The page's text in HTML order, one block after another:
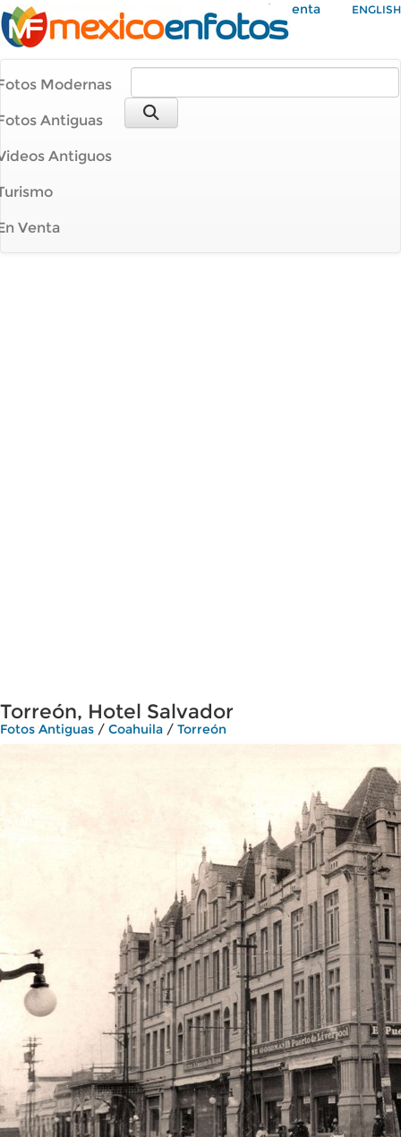
Mi Cuenta ENGLISH
Modernas
Antiguas
Antiguos
Venta
Torreón, Hotel Salvador
Fotos Antiguas / Coahuila / Torreón